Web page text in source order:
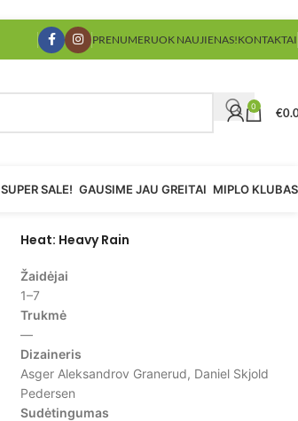
PRENUMERUOK NAUJIENAS!KONTAKTAI
0 €
SUPER SALE! GAUSIME JAU GREITAI MIPLO KLUBAS
Heat: Heavy Rain
Žaidėjai
1–7
Trukmė
—
Dizaineris
Asger Aleksandrov Granerud, Daniel Skjold
Pedersen
Sudėtingumas